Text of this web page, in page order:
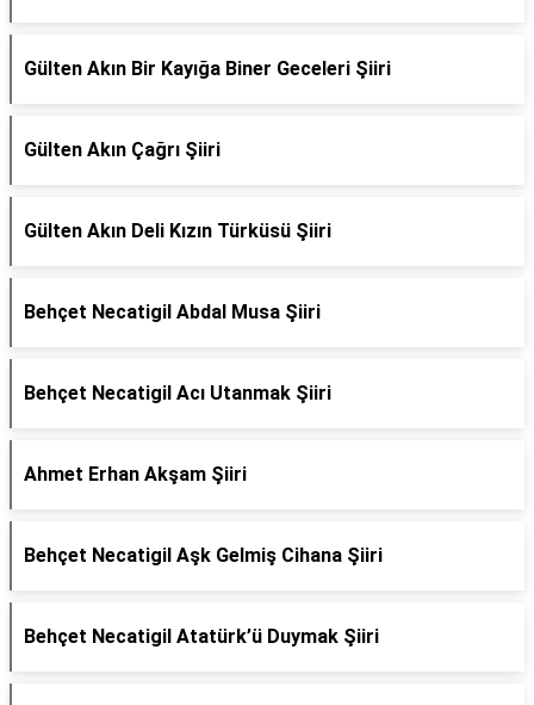
Gülten Akın Bir Kayığa Biner Geceleri Şiiri
Gülten Akın Çağrı Şiiri
Gülten Akın Deli Kızın Türküsü Şiiri
Behçet Necatigil Abdal Musa Şiiri
Behçet Necatigil Acı Utanmak Şiiri
Ahmet Erhan Akşam Şiiri
Behçet Necatigil Aşk Gelmiş Cihana Şiiri
Behçet Necatigil Atatürk’ü Duymak Şiiri